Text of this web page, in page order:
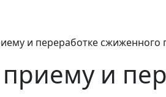
и переработке сжиженного
и